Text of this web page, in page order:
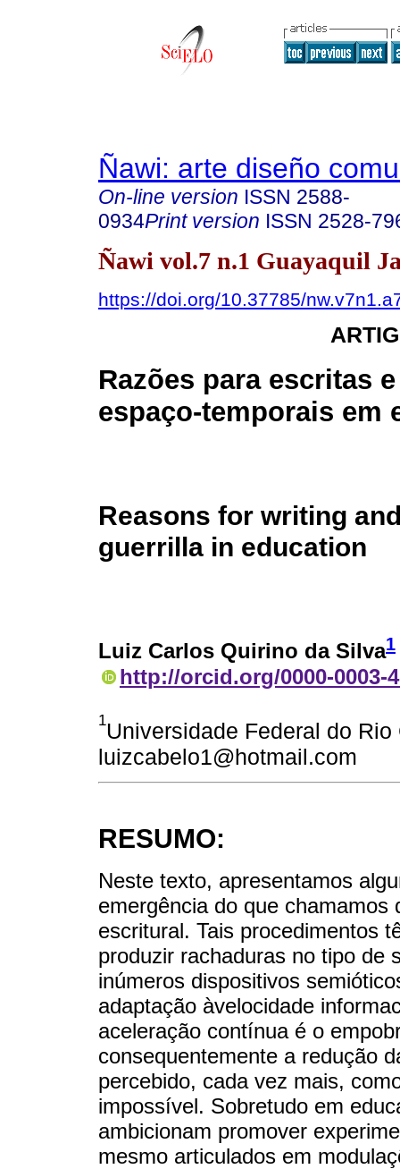
Ñawi: arte diseño
On-line version ISSN 2588-
0934Print version ISSN 2528-
Ñawi vol.7 n.1 Guayaquil
https://doi.org/10.37785/
Razões para escritas
espaço-temporais em
Reasons for writing
guerrilla in education
Luiz Carlos Quirino da Silva1
http://orcid.org/0000-0003-
1Universidade Federal do
luizcabelo1@hotmail.com
RESUMO:
Neste texto, apresentamos
emergência do que chamamos
escritural. Tais procedimentos
produzir rachaduras no tipo de
inúmeros dispositivos
adaptação àvelocidade
aceleração contínua é o
consequentemente a redução
percebido, cada vez mais,
impossível. Sobretudo em
ambicionam promover
mesmo articulados em